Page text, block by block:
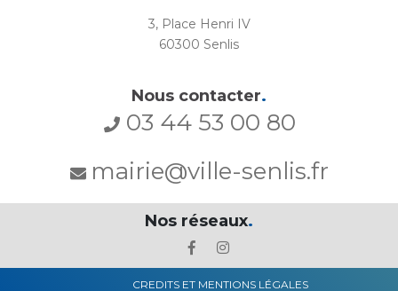
3, Place Henri IV
60300 Senlis
Nous contacter.
03 44 53 00 80
mairie@ville-senlis.fr
Nos réseaux.
CREDITS ET MENTIONS LÉGALES